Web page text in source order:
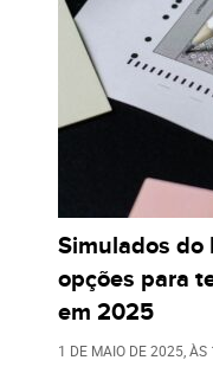
Simulados do
opções para
em 2025
1 DE MAIO DE 2025 , ÀS